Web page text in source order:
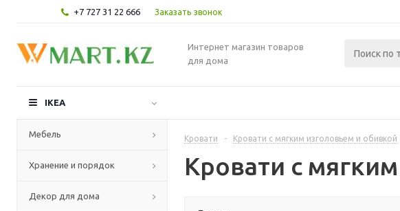
+7 727 31 22 666 Заказать звонок
Интернет магазин товаров
для дома
IKEA
Мебель
Хранение и порядок
Декор для дома
Кровати - Кровати с мягким изголовьем и обивкой
Кровати с